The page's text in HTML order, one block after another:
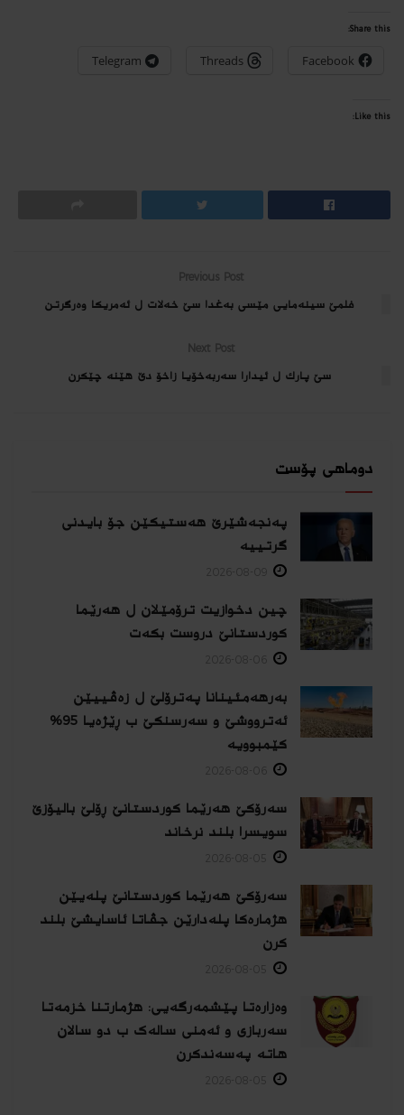
Share this:
Facebook
Threads
Telegram
Like this:
Previous Post
فلمێ سینه‌مایی مێسی بەغدا سێ خەلات ل ئەمریكا وه‌رگرتن
Next Post
سێ پارك ل ئیدارا سه‌ربه‌خۆیا زاخۆ دێ هێنه‌ چێكرن
دوماهی پۆست
پەنجەشێرێ هەستیكێن جۆ بایدنی
گرتییە
چین دخوازیت ترۆمێلان ل هەرێما
كوردستانێ دروست بكەت
بەرهەمئینانا په‌ترۆلێ ل زه‌ڤییێن
ئەترووشێ و سەرسنكێ ب ڕێژەیا 95%
كێمبوویە
سەرۆکێ هەرێما کوردستانێ ڕۆلێ بالیۆزێ
سویسرا بلند نرخاند
سەرۆکێ هەرێما کوردستانێ پلەیێن
هژمارەكا پلەدارێن جڤاتا ئاسایشێ بلند
كرن
وەزارەتا پێشمەرگەیی: هژمارتنا خزمەتا
سەربازی و ئەمنی سالەک ب دو سالان
هاتە پەسەندكرن